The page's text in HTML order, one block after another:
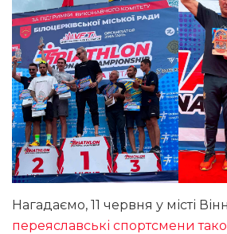
Нагадаємо, 11 червня у місті
переяславські спортсмени